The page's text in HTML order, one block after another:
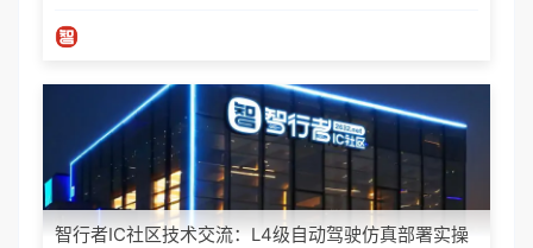
智行者IC社区技术交流：L4级自动驾驶仿真部署实操